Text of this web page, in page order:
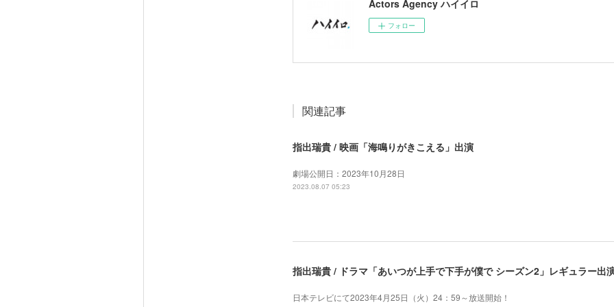
Actors Agency ハイイロ
フォロー
関連記事
指出瑞貴 / 映画「海鳴りがきこえる」出演
劇場公開日：2023年10月28日
2023.08.07 05:23
指出瑞貴 / ドラマ「あいつが上手で下手が僕で シーズン2」レギュラー出
日本テレビにて2023年4月25日（火）24：59～放送開始！